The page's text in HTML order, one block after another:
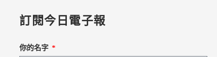
訂閱今日電子報
你的名字